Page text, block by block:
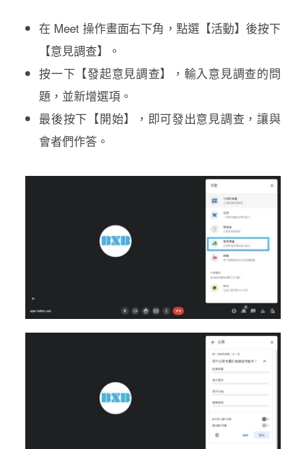
在 Meet 操作畫面右下角，點選【活動】後按下
【意見調查】。
按一下【發起意見調查】，輸入意見調查的問
題，並新增選項。
最後按下【開始】，即可發出意見調查，讓與
會者們作答。